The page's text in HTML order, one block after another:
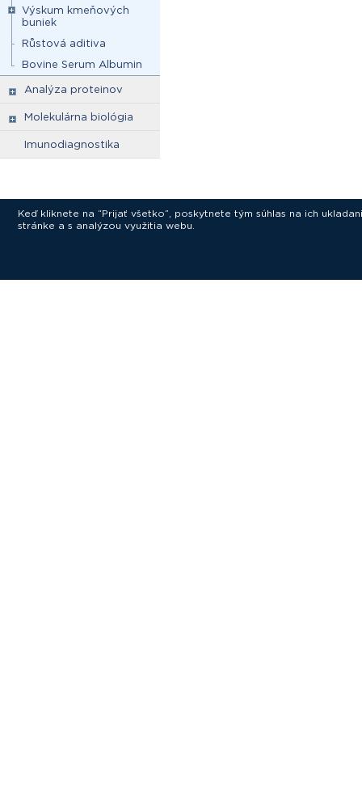
Výskum kmeňových
buniek
Růstová aditiva
Bovine Serum Albumin
Analýza proteinov
Molekulárna biológia
Imunodiagnostika
Keď kliknete na “Prijať všetko”, poskytnete tým súhlas na ich
stránke a s analýzou využitia webu.